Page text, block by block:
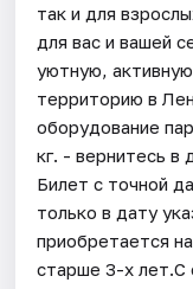
так и для
для вас и вашей
уютную,
территорию в
оборудование
кг. - вернитесь в
Билет с точной
только в дату
приобретается
старше 3-х лет.С